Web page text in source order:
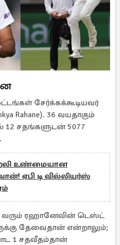
சேர்க்கக்கூடியவர்
Rahane). 36 வயதாகும்
சதங்களுடன் 5077
உண்மையான
ஏபி டி வில்லியர்ஸ்
வரும் ரஹானேவின் டெஸ்ட்
தேவைதான் என்றாலும்;
1 சதவீதம்தான்